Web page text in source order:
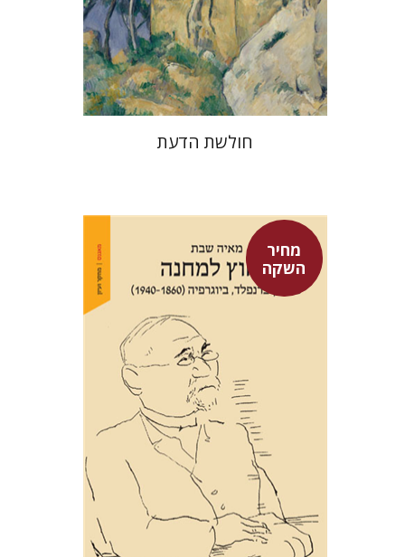
מחיר השקה
$46
$32
חולשת הדעת
מחיר
השקה
מאיה שבת
מחיר השקה
$42
$29